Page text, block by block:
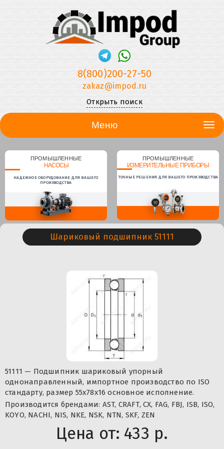
8(800)200-27-50
zakaz@impod.ru
Открыть поиск
Меню
ПРОМЫШЛЕННЫЕ
НАСОСЫ
НАДЕЖНОЕ ОБОРУДОВАНИЕ ДЛЯ ВАШЕГО
ПРОИЗВОДСТВА
ПРОМЫШЛЕННЫЕ
ИЗМЕРИТЕЛЬНЫЕ ПРИБОРЫ
ТОЧНЫЕ РЕШЕНИЯ ДЛЯ ВАШЕГО ПРОИЗВОДСТВА
Шариковый подшипник 51111
51111 — Подшипник шариковый упорный
однонаправленный, импортное производство по ISO
стандарту, размер 55x78x16 основное исполнение.
Производится брендами: AST, CRAFT, CX, FAG, FBJ, ISB, ISO,
KOYO, NACHI, NIS, NKE, NSK, NTN, SKF, ZEN
Цена от: 433 р.